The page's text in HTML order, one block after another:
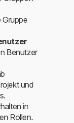
Gruppe
Benutzer
und
in
Rollen.